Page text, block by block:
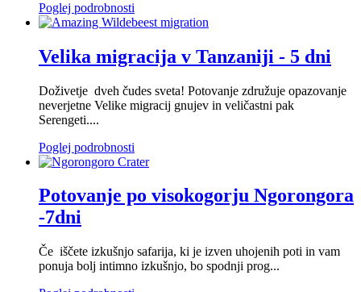
Poglej podrobnosti
Velika migracija v Tanzaniji - 5 dni
Doživetje dveh čudes sveta! Potovanje združuje opazovanje
neverjetne Velike migracij gnujev in veličastni pak
Serengeti....
Poglej podrobnosti
Potovanje po visokogorju Ngorongora
-7dni
Če iščete izkušnjo safarija, ki je izven uhojenih poti in vam
ponuja bolj intimno izkušnjo, bo spodnji prog...